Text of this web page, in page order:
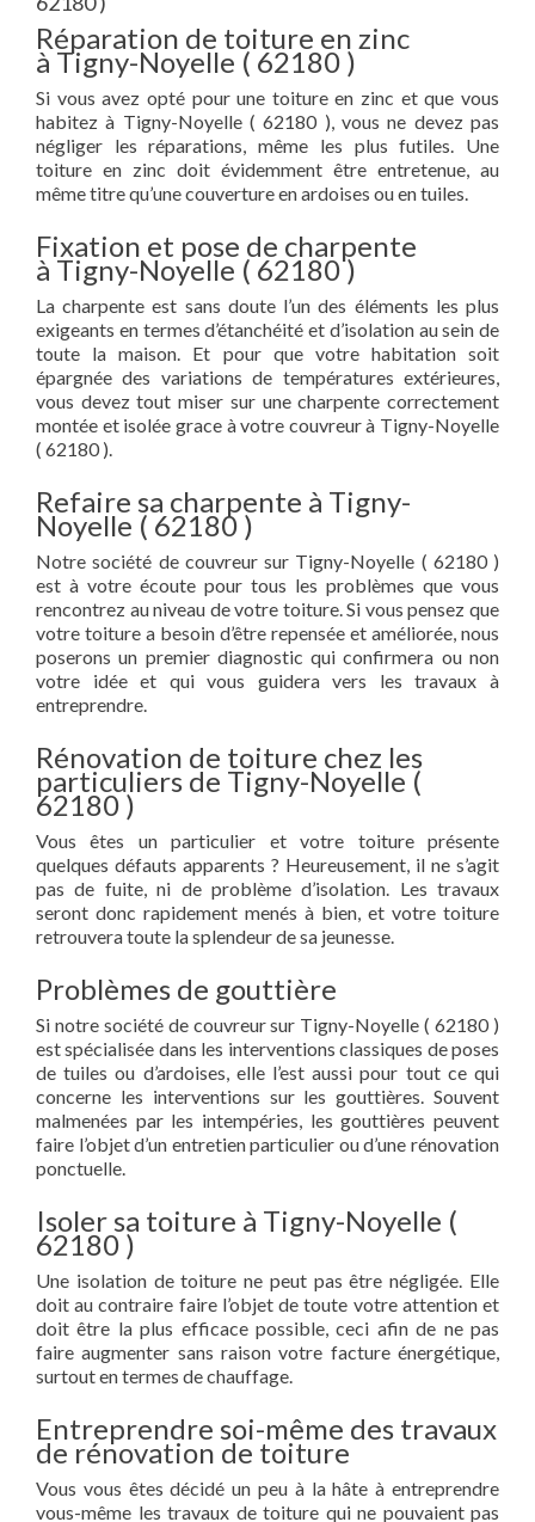
Réparation de toiture en zinc
à Tigny-Noyelle ( 62180 )
Si vous avez opté pour une toiture en zinc et que vous
habitez à Tigny-Noyelle ( 62180 ), vous ne devez pas
négliger les réparations, même les plus futiles. Une
toiture en zinc doit évidemment être entretenue, au
même titre qu’une couverture en ardoises ou en tuiles.
Fixation et pose de charpente
à Tigny-Noyelle ( 62180 )
La charpente est sans doute l’un des éléments les plus
exigeants en termes d’étanchéité et d’isolation au sein de
toute la maison. Et pour que votre habitation soit
épargnée des variations de températures extérieures,
vous devez tout miser sur une charpente correctement
montée et isolée grace à votre couvreur à Tigny-Noyelle
( 62180 ).
Refaire sa charpente à Tigny-
Noyelle ( 62180 )
Notre société de couvreur sur Tigny-Noyelle ( 62180 )
est à votre écoute pour tous les problèmes que vous
rencontrez au niveau de votre toiture. Si vous pensez que
votre toiture a besoin d’être repensée et améliorée, nous
poserons un premier diagnostic qui confirmera ou non
votre idée et qui vous guidera vers les travaux à
entreprendre.
Rénovation de toiture chez les
particuliers de Tigny-Noyelle (
62180 )
Vous êtes un particulier et votre toiture présente
quelques défauts apparents ? Heureusement, il ne s’agit
pas de fuite, ni de problème d’isolation. Les travaux
seront donc rapidement menés à bien, et votre toiture
retrouvera toute la splendeur de sa jeunesse.
Problèmes de gouttière
Si notre société de couvreur sur Tigny-Noyelle ( 62180 )
est spécialisée dans les interventions classiques de poses
de tuiles ou d’ardoises, elle l’est aussi pour tout ce qui
concerne les interventions sur les gouttières. Souvent
malmenées par les intempéries, les gouttières peuvent
faire l’objet d’un entretien particulier ou d’une rénovation
ponctuelle.
Isoler sa toiture à Tigny-Noyelle (
62180 )
Une isolation de toiture ne peut pas être négligée. Elle
doit au contraire faire l’objet de toute votre attention et
doit être la plus efficace possible, ceci afin de ne pas
faire augmenter sans raison votre facture énergétique,
surtout en termes de chauffage.
Entreprendre soi-même des travaux
de rénovation de toiture
Vous vous êtes décidé un peu à la hâte à entreprendre
vous-même les travaux de toiture qui ne pouvaient pas